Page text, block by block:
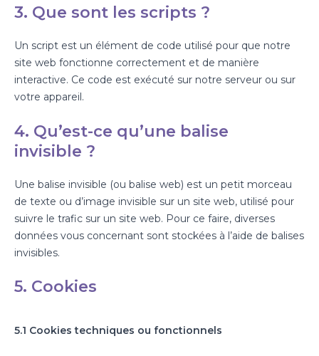
3. Que sont les scripts ?
Un script est un élément de code utilisé pour que notre
site web fonctionne correctement et de manière
interactive. Ce code est exécuté sur notre serveur ou sur
votre appareil.
4. Qu’est-ce qu’une balise
invisible ?
Une balise invisible (ou balise web) est un petit morceau
de texte ou d’image invisible sur un site web, utilisé pour
suivre le trafic sur un site web. Pour ce faire, diverses
données vous concernant sont stockées à l’aide de balises
invisibles.
5. Cookies
5.1 Cookies techniques ou fonctionnels